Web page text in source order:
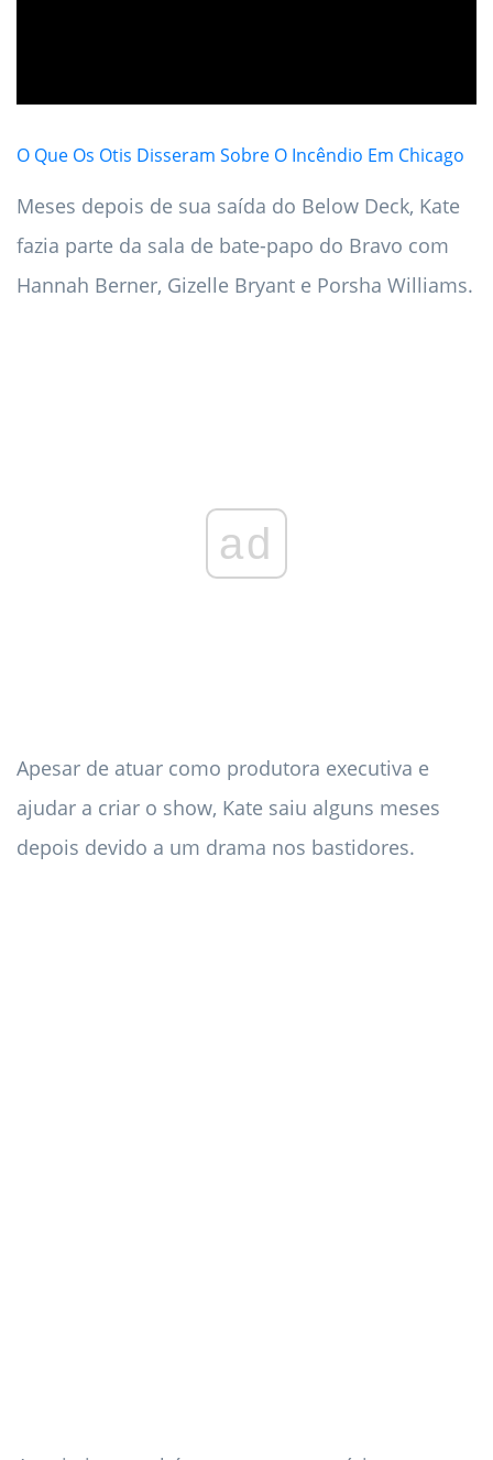
O Que Os Otis Disseram Sobre O Incêndio Em Chicago
Meses depois de sua saída do Below Deck, Kate
fazia parte da sala de bate-papo do Bravo com
Hannah Berner, Gizelle Bryant e Porsha Williams.
ad
Apesar de atuar como produtora executiva e
ajudar a criar o show, Kate saiu alguns meses
depois devido a um drama nos bastidores.